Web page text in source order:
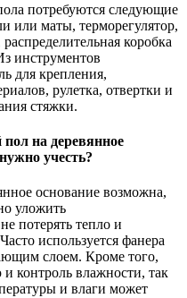
потребуются следующие
или маты, терморегулятор,
коробка
инструментов
для крепления,
рулетка, отвертки и
стяжки.
на деревянное
учесть?
основание возможна,
уложить
потерять тепло и
используется фанера
слоем. Кроме того,
контроль влажности, так
и влаги может